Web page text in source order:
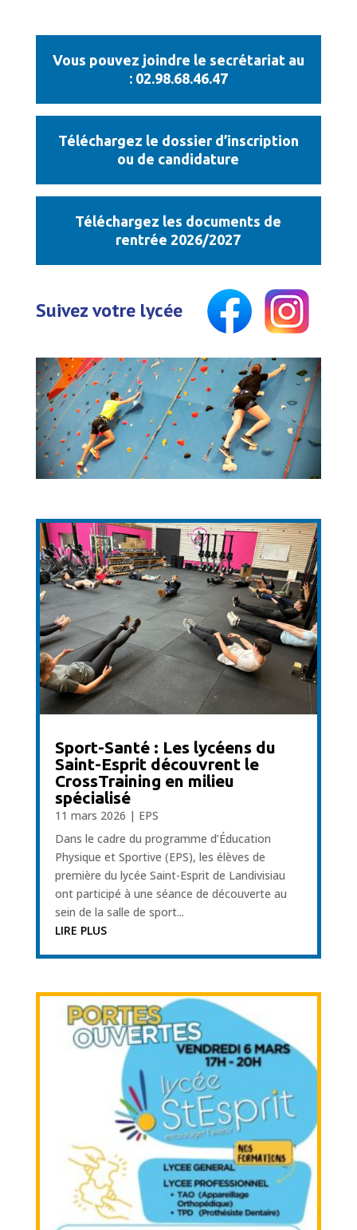
Vous pouvez joindre le secrétariat au
: 02.98.68.46.47
Téléchargez le dossier d’inscription
ou de candidature
Téléchargez les documents de
rentrée 2026/2027
Suivez votre lycée
Sport-Santé : Les lycéens du
Saint-Esprit découvrent le
CrossTraining en milieu
spécialisé
11 mars 2026 | EPS
Dans le cadre du programme d’Éducation
Physique et Sportive (EPS), les élèves de
première du lycée Saint-Esprit de Landivisiau
ont participé à une séance de découverte au
sein de la salle de sport...
LIRE PLUS